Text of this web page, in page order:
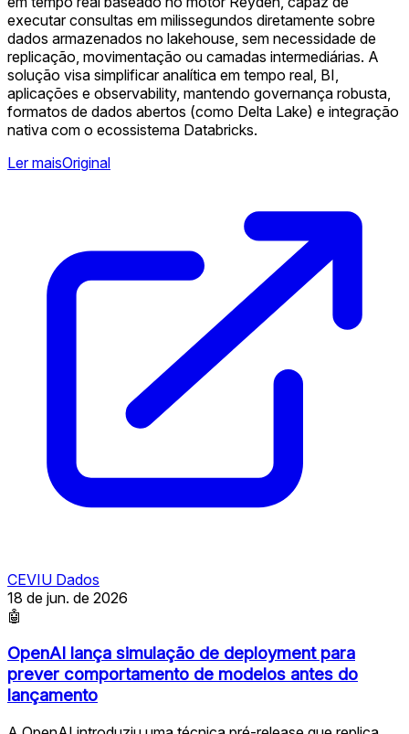
executar consultas em milissegundos diretamente sobre
dados armazenados no lakehouse, sem necessidade de
replicação, movimentação ou camadas intermediárias. A
solução visa simplificar analítica em tempo real, BI,
aplicações e observability, mantendo governança robusta,
formatos de dados abertos (como Delta Lake) e integração
nativa com o ecossistema Databricks.
Ler maisOriginal
CEVIU Dados
18 de jun. de 2026
🤖
OpenAI lança simulação de deployment para
prever comportamento de modelos antes do
lançamento